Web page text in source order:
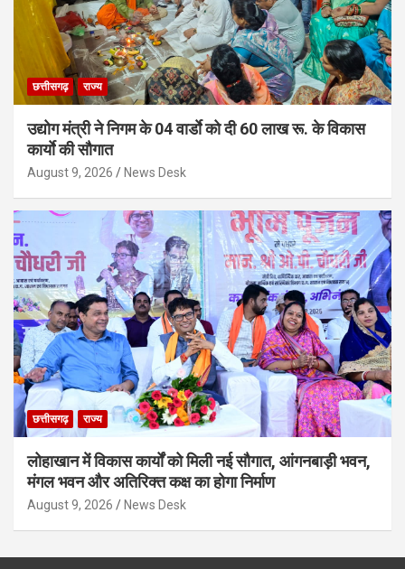
छत्तीसगढ़ राज्य
उद्योग मंत्री ने निगम के 04 वार्डाे को दी 60 लाख रू. के विकास
कार्याे की सौगात
August 9, 2026 News Desk
छत्तीसगढ़ राज्य
लोहाखान में विकास कार्यों को मिली नई सौगात, आंगनबाड़ी भवन,
मंगल भवन और अतिरिक्त कक्ष का होगा निर्माण
August 9, 2026 News Desk